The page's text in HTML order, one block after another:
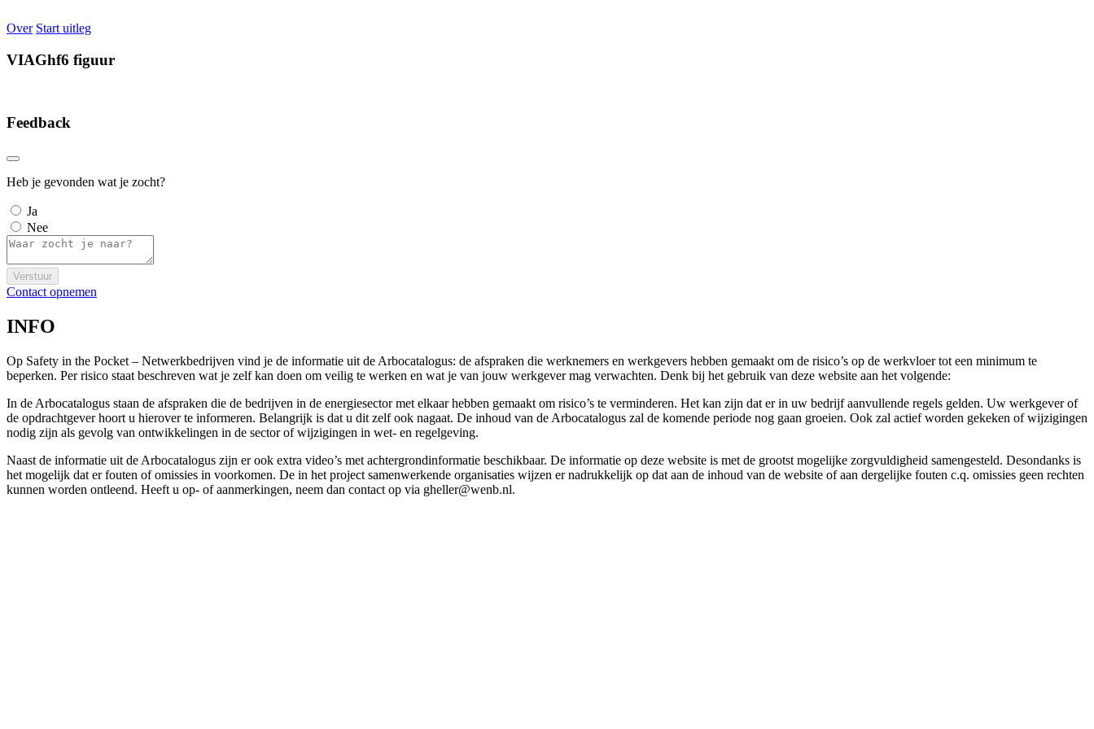
Over Start uitleg
VIAGhf6 figuur
Feedback
Heb je gevonden wat je zocht?
Ja
Nee
Verstuur
Contact opnemen
INFO
Op Safety in the Pocket – Netwerkbedrijven vind je de informatie uit de Arbocatalogus: de afspraken die werknemers en werkgevers hebben gemaakt om de risico’s op de werkvloer tot een minimum te
beperken. Per risico staat beschreven wat je zelf kan doen om veilig te werken en wat je van jouw werkgever mag verwachten. Denk bij het gebruik van deze website aan het volgende:
In de Arbocatalogus staan de afspraken die de bedrijven in de energiesector met elkaar hebben gemaakt om risico’s te verminderen. Het kan zijn dat er in uw bedrijf aanvullende regels gelden. Uw werkgever of
de opdrachtgever hoort u hierover te informeren. Belangrijk is dat u dit zelf ook nagaat. De inhoud van de Arbocatalogus zal de komende periode nog gaan groeien. Ook zal actief worden gekeken of wijzigingen
nodig zijn als gevolg van ontwikkelingen in de sector of wijzigingen in wet- en regelgeving.
Naast de informatie uit de Arbocatalogus zijn er ook extra video’s met achtergrondinformatie beschikbaar. De informatie op deze website is met de grootst mogelijke zorgvuldigheid samengesteld. Desondanks is
het mogelijk dat er fouten of omissies in voorkomen. De in het project samenwerkende organisaties wijzen er nadrukkelijk op dat aan de inhoud van de website of aan dergelijke fouten c.q. omissies geen rechten
kunnen worden ontleend. Heeft u op- of aanmerkingen, neem dan contact op via gheller@wenb.nl.